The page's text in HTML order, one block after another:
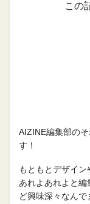
この
AIZINE編集部の
す！
もともとデザイ
あれよあれよと
ど興味深々なん